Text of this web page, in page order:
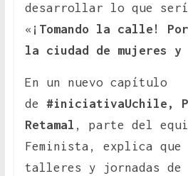
desarrollar lo que
« ¡Tomando la calle!
la ciudad de mujeres y
En un nuevo capítulo
de #iniciativaUchile,
Retamal , parte del
Feminista, explica que
talleres y jornadas